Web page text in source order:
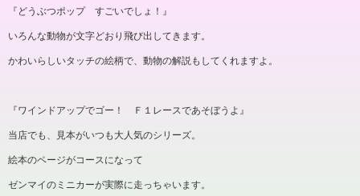
『どうぶつポップ すごいでしょ！』
いろんな動物が文字どおり飛び出してきます。
かわいらしいタッチの絵柄で、動物の解説もしてくれますよ。
『ワインドアップでゴー！ Ｆ１レースであそぼうよ』
当店でも、見本がいつも大人気のシリーズ。
絵本のページがコースになって
ゼンマイのミニカーが実際に走っちゃいます。